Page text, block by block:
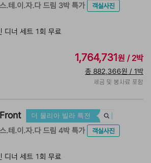
.테.이.자.다 드림 3박 특가
객실사진
디너 세트 1회 무료
1,764,731원 / 2박
총 882,366원 / 1박
세금 및 봉사료 포함
더 물리아 빌라 특전
.테.이.자.다 드림 4박 특가
객실사진
디너 세트 1회 무료